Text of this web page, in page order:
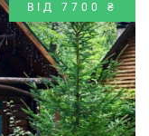
ВІД 7700 ₴